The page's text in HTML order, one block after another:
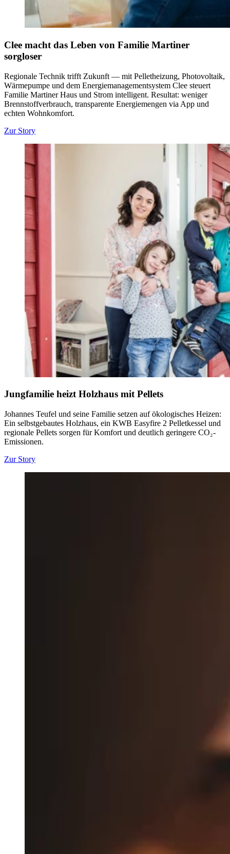
Clee macht das Leben von Familie Martiner
sorgloser
Regionale Technik trifft Zukunft — mit Pelletheizung, Photovoltaik,
Wärmepumpe und dem Energiemanagementsystem Clee steuert
Familie Martiner Haus und Strom intelligent. Resultat: weniger
Brennstoffverbrauch, transparente Energiemengen via App und
echten Wohnkomfort.
Zur Story
Jungfamilie heizt Holzhaus mit Pellets
Johannes Teufel und seine Familie setzen auf ökologisches Heizen:
Ein selbstgebautes Holzhaus, ein KWB Easyfire 2 Pelletkessel und
regionale Pellets sorgen für Komfort und deutlich geringere CO₂-
Emissionen.
Zur Story